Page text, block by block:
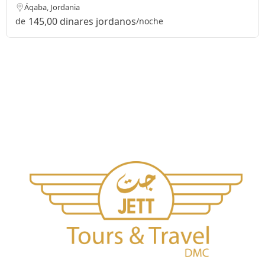
Áqaba, Jordania
de 145,00 dinares jordanos/noche